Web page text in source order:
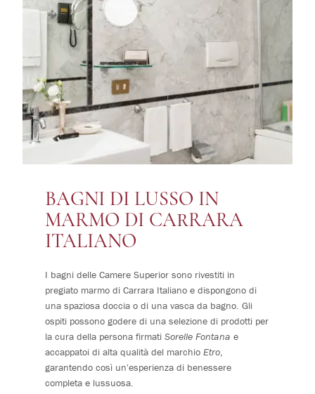
BAGNI DI LUSSO IN
MARMO DI CARRARA
ITALIANO
I bagni delle Camere Superior sono rivestiti in
pregiato marmo di Carrara Italiano e dispongono di
una spaziosa doccia o di una vasca da bagno. Gli
ospiti possono godere di una selezione di prodotti per
la cura della persona firmati Sorelle Fontana e
accappatoi di alta qualità del marchio Etro
garantendo così un'esperienza di benessere
completa e lussuosa.